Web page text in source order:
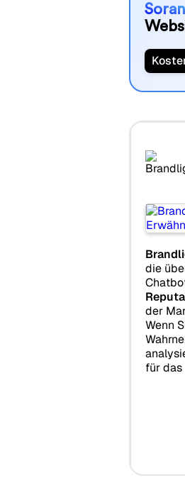
die
der
Wenn
für das